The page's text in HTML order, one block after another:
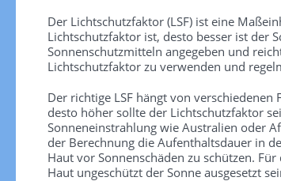
Der Lichtschutzfaktor (LSF) ist eine
Lichtschutzfaktor ist, desto besser ist der
Sonnenschutzmitteln angegeben und
Lichtschutzfaktor zu verwenden und
Der richtige LSF hängt von
desto höher sollte der Lichtschutzfaktor
Sonneneinstrahlung wie Australien oder
der Berechnung die Aufenthaltsdauer in
Haut vor Sonnenschäden zu schützen.
Haut ungeschützt der Sonne ausgesetzt